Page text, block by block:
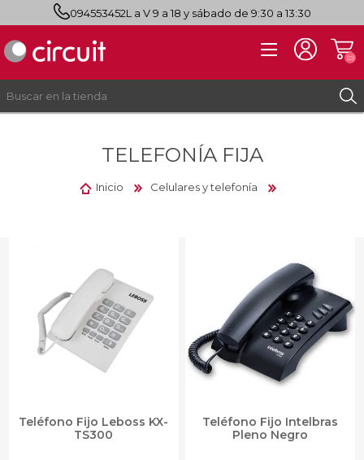
094553452L a V 9 a 18 y sábado de 9:30 a 13:30
INICIAR SESIÓN
(0)
TELEFONÍA FIJA
Inicio Celulares y telefonía
Teléfono Fijo Leboss KX-
TS300
Teléfono Fijo Intelbras
Pleno Negro